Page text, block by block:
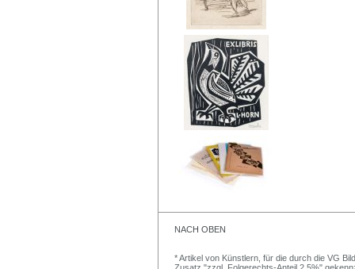
NACH OBEN
* Artikel von Künstlern, für die durch die VG